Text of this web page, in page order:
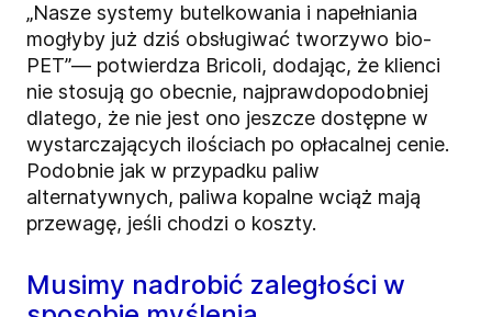
„Nasze systemy butelkowania i napełniania
mogłyby już dziś obsługiwać tworzywo bio-
PET”— potwierdza Bricoli, dodając, że klienci
nie stosują go obecnie, najprawdopodobniej
dlatego, że nie jest ono jeszcze dostępne w
wystarczających ilościach po opłacalnej cenie.
Podobnie jak w przypadku paliw
alternatywnych, paliwa kopalne wciąż mają
przewagę, jeśli chodzi o koszty.
Musimy nadrobić zaległości w